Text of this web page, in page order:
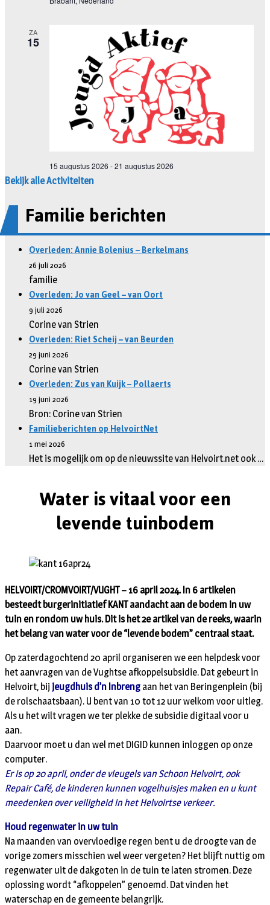
Bekijk alle Activiteiten
Familie berichten
Overleden: Annie Bolenius – Berkelmans
26 juli 2026
familie
Overleden: Jo van Geel – van Oort
9 juli 2026
Corine van Strien
Overleden: Riet Scheij – van Beurden
29 juni 2026
Corine van Strien
Overleden: Zus van Kuijk – Pollaerts
19 juni 2026
Bron: Corine van Strien
Familieberichten op HelvoirtNet
1 mei 2026
Het is mogelijk om op de nieuwssite van Helvoirt.net ook …
Water is vitaal voor een
levende tuinbodem
HELVOIRT/CROMVOIRT/VUGHT – 16 april 2024. In 6 artikelen
besteedt burgerinitiatief KANT aandacht aan de bodem in uw
tuin en rondom uw huis. Dit is het 2e artikel van de reeks, waarin
het belang van water voor de “levende bodem” centraal staat.
Op zaterdagochtend 20 april organiseren we een helpdesk voor
het aanvragen van de Vughtse afkoppelsubsidie. Dat gebeurt in
Helvoirt, bij jeugdhuis d’n Inbreng aan het van Beringenplein (bij
de rolschaatsbaan). U bent van 10 tot 12 uur welkom voor uitleg.
Als u het wilt vragen we ter plekke de subsidie digitaal voor u
aan.
Daarvoor moet u dan wel met DIGID kunnen inloggen op onze
computer.
Er is op 20 april, onder de vleugels van Schoon Helvoirt, ook
Repair Café, de kinderen kunnen vogelhuisjes maken en u kunt
meedenken over veiligheid in het Helvoirtse verkeer.
Houd regenwater in uw tuin
Na maanden van overvloedige regen bent u de droogte van de
vorige zomers misschien wel weer vergeten? Het blijft nuttig om
regenwater uit de dakgoten in de tuin te laten stromen. Deze
oplossing wordt “afkoppelen” genoemd. Dat vinden het
waterschap en de gemeente belangrijk.